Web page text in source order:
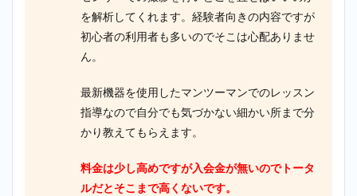
を解析してくれます。経験者向きの内容ですが
初心者の利用者も多いのでそこは心配ありませ
ん。
最新機器を使用したマンツーマンでのレッスン
指導なので自分でも気づかない細かい所まで分
かり教えてもらえます。
料金は少し高めですが入会金が無いのでトータ
ルだとそこまで高くないです。